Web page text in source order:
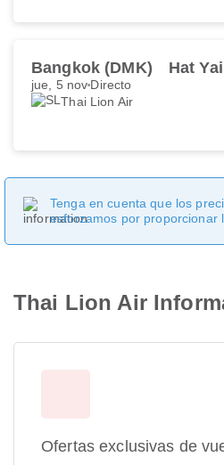
Bangkok (DMK) Hat
jue, 5 nov Directo
Thai Lion Air
Tenga en cuenta que los
esforzamos por proporcionar
Thai Lion Air
Ofertas exclusivas de